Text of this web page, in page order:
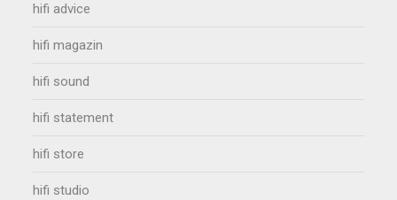
hifi advice
hifi magazin
hifi sound
hifi statement
hifi store
hifi studio